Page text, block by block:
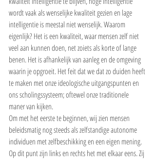
wordt vaak als wenselijke kwaliteit gezien en lage
intelligentie is meestal niet wenselijk. Waarom
eigenlijk? Het is een kwaliteit, waar mensen zelf niet
veel aan kunnen doen, net zoiets als korte of lange
benen. Het is afhankelijk van aanleg en de omgeving
waarin je opgroeit. Het feit dat we dat zo duiden heeft
te maken met onze ideologische uitgangspunten en
ons scholingssysteem; oftewel onze traditionele
maner van kijken.
Om met het eerste te beginnen, wij zien mensen
beleidsmatig nog steeds als zelfstandige autonome
individuen met zelfbeschikking en een eigen mening.
Op dit punt zijn links en rechts het met elkaar eens. Zij